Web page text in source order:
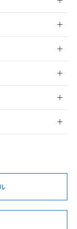
以上、m: 8mm以
、以下を必ずお読
況については、営
対応状況ページへ
式承認
ランス
KR型式
（韓国
テル類４
ら備考
。
を完了